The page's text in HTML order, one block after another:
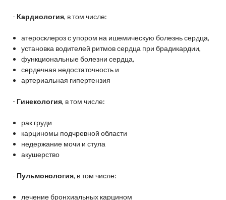
- Кардиология, в том числе:
атеросклероз с упором на ишемическую болезнь сердца,
установка водителей ритмов сердца при брадикардии,
функциональные болезни сердца,
сердечная недостаточность и
артериальная гипертензия
- Гинекология, в том числе:
рак груди
карциномы подчревной области
недержание мочи и стула
акушерство
- Пульмонология, в том числе:
лечение бронхиальных карцином